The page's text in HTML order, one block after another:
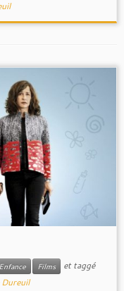
Enfance Films
et taggé
Dureuil